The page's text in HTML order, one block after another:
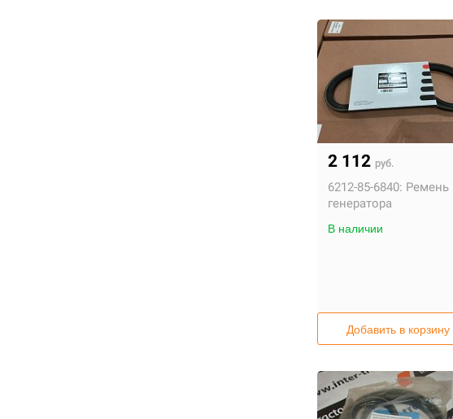
2 112 руб.
6212-85-6840: Ремень
генератора
В наличии
Добавить в корзину